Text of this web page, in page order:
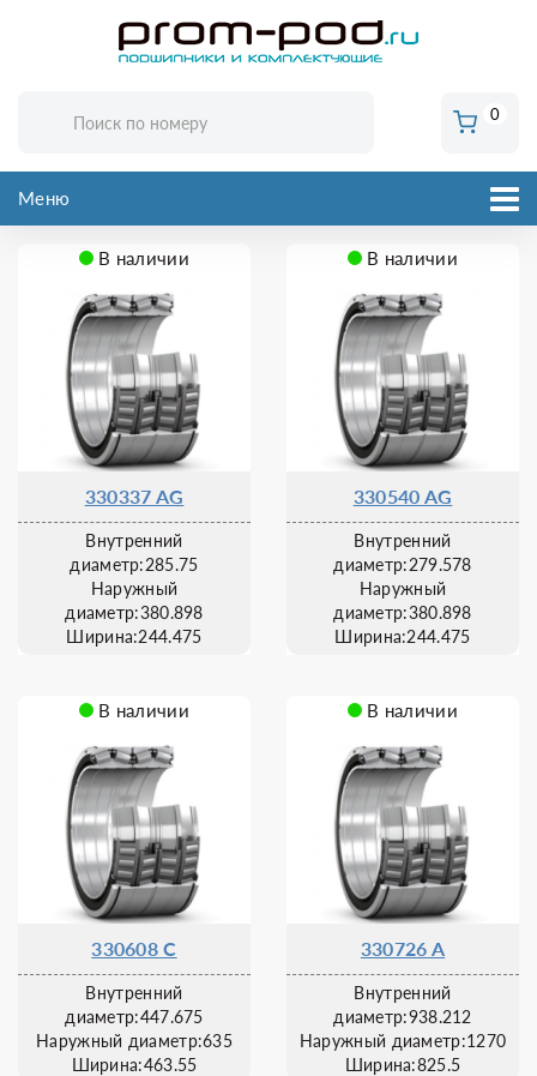
0
Меню
В наличии
330337 AG
Внутренний
диаметр:285.75
Наружный
диаметр:380.898
Ширина:244.475
В наличии
330540 AG
Внутренний
диаметр:279.578
Наружный
диаметр:380.898
Ширина:244.475
В наличии
330608 C
Внутренний
диаметр:447.675
Наружный диаметр:635
Ширина:463.55
В наличии
330726 A
Внутренний
диаметр:938.212
Наружный диаметр:1270
Ширина:825.5